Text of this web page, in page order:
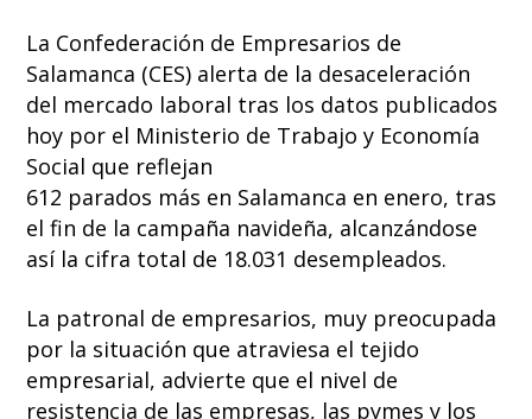
La Confederación de Empresarios de
Salamanca (CES) alerta de la desaceleración
del mercado laboral tras los datos publicados
hoy por el Ministerio de Trabajo y Economía
Social que reflejan
612 parados más en Salamanca en enero, tras
el fin de la campaña navideña, alcanzándose
así la cifra total de 18.031 desempleados.
La patronal de empresarios, muy preocupada
por la situación que atraviesa el tejido
empresarial, advierte que el nivel de
resistencia de las empresas, las pymes y los